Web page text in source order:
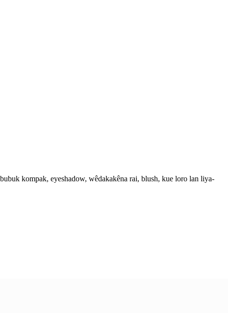
kompak, eyeshadow, wêdakakêna rai, blush, kue loro lan liya-